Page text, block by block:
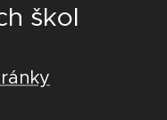
škol